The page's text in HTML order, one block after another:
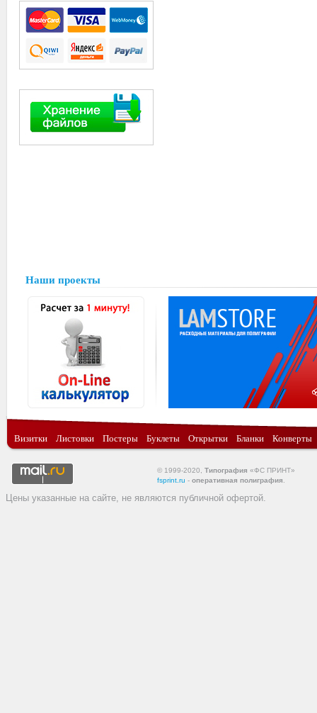
Наши проекты
Визитки Листовки Постеры Буклеты Открытки Бланки Конверты
© 1999-2020, Типография «ФС ПРИНТ»
fsprint.ru - оперативная полиграфия
Цены указанные на сайте, не являются публичной офертой.